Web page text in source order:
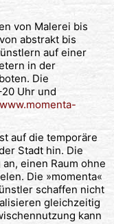
von Malerei bis
abstrakt bis
auf einer
in der
Die
Uhr und
www.momenta-
auf die temporäre
Stadt hin. Die
einen Raum ohne
Die »momenta«
schaffen nicht
gleichzeitig
kann